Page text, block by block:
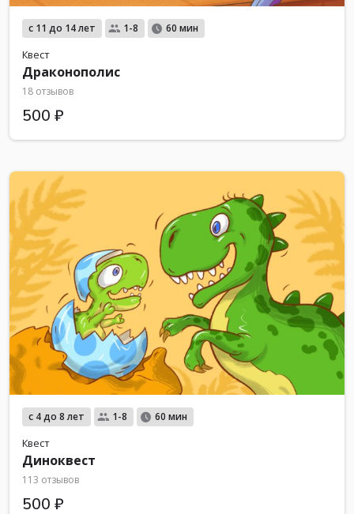
с 11 до 14 лет 1-8 60 мин
Квест
Драконополис
18 отзывов
500 ₽
с 4 до 8 лет 1-8 60 мин
Квест
Диноквест
113 отзывов
500 ₽